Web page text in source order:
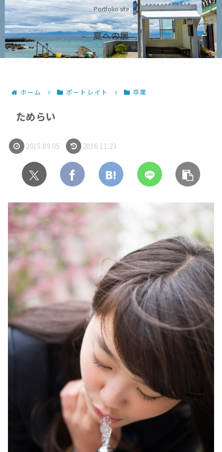
Portfolio site
夏への扉
ホーム ポートレイト 卒業
ためらい
2015.09.05 2016.11.23